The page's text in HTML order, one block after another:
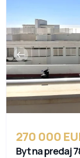
270 000
Byt na predaj